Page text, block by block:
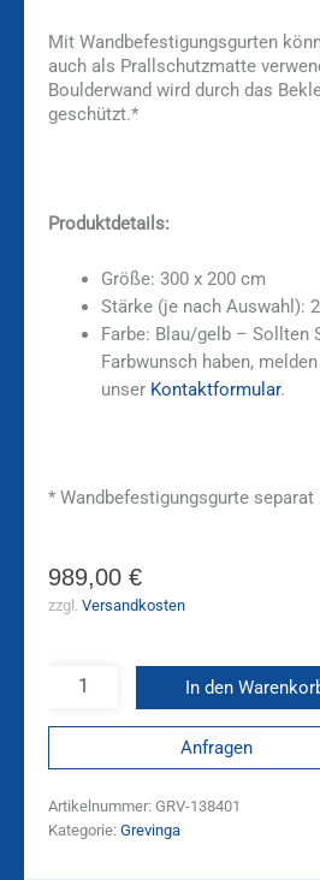
Mit Wandbefestigungsgurten
auch als Prallschutzmatte
Boulderwand wird durch das
geschützt.*
Produktdetails:
Größe: 300 x 200 cm
Stärke (je nach Auswahl):
Farbe: Blau/gelb – Sollten
Farbwunsch haben,
unser Kontaktformular.
* Wandbefestigungsgurte separat
989,00 €
zzgl. Versandkosten
In den
Anfragen
Artikelnummer: GRV-138401
Kategorie: Grevinga